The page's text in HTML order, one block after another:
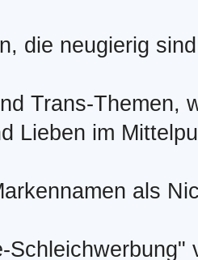
die neugierig
Trans-Themen,
Lieben im
als
Schleichwerbung"